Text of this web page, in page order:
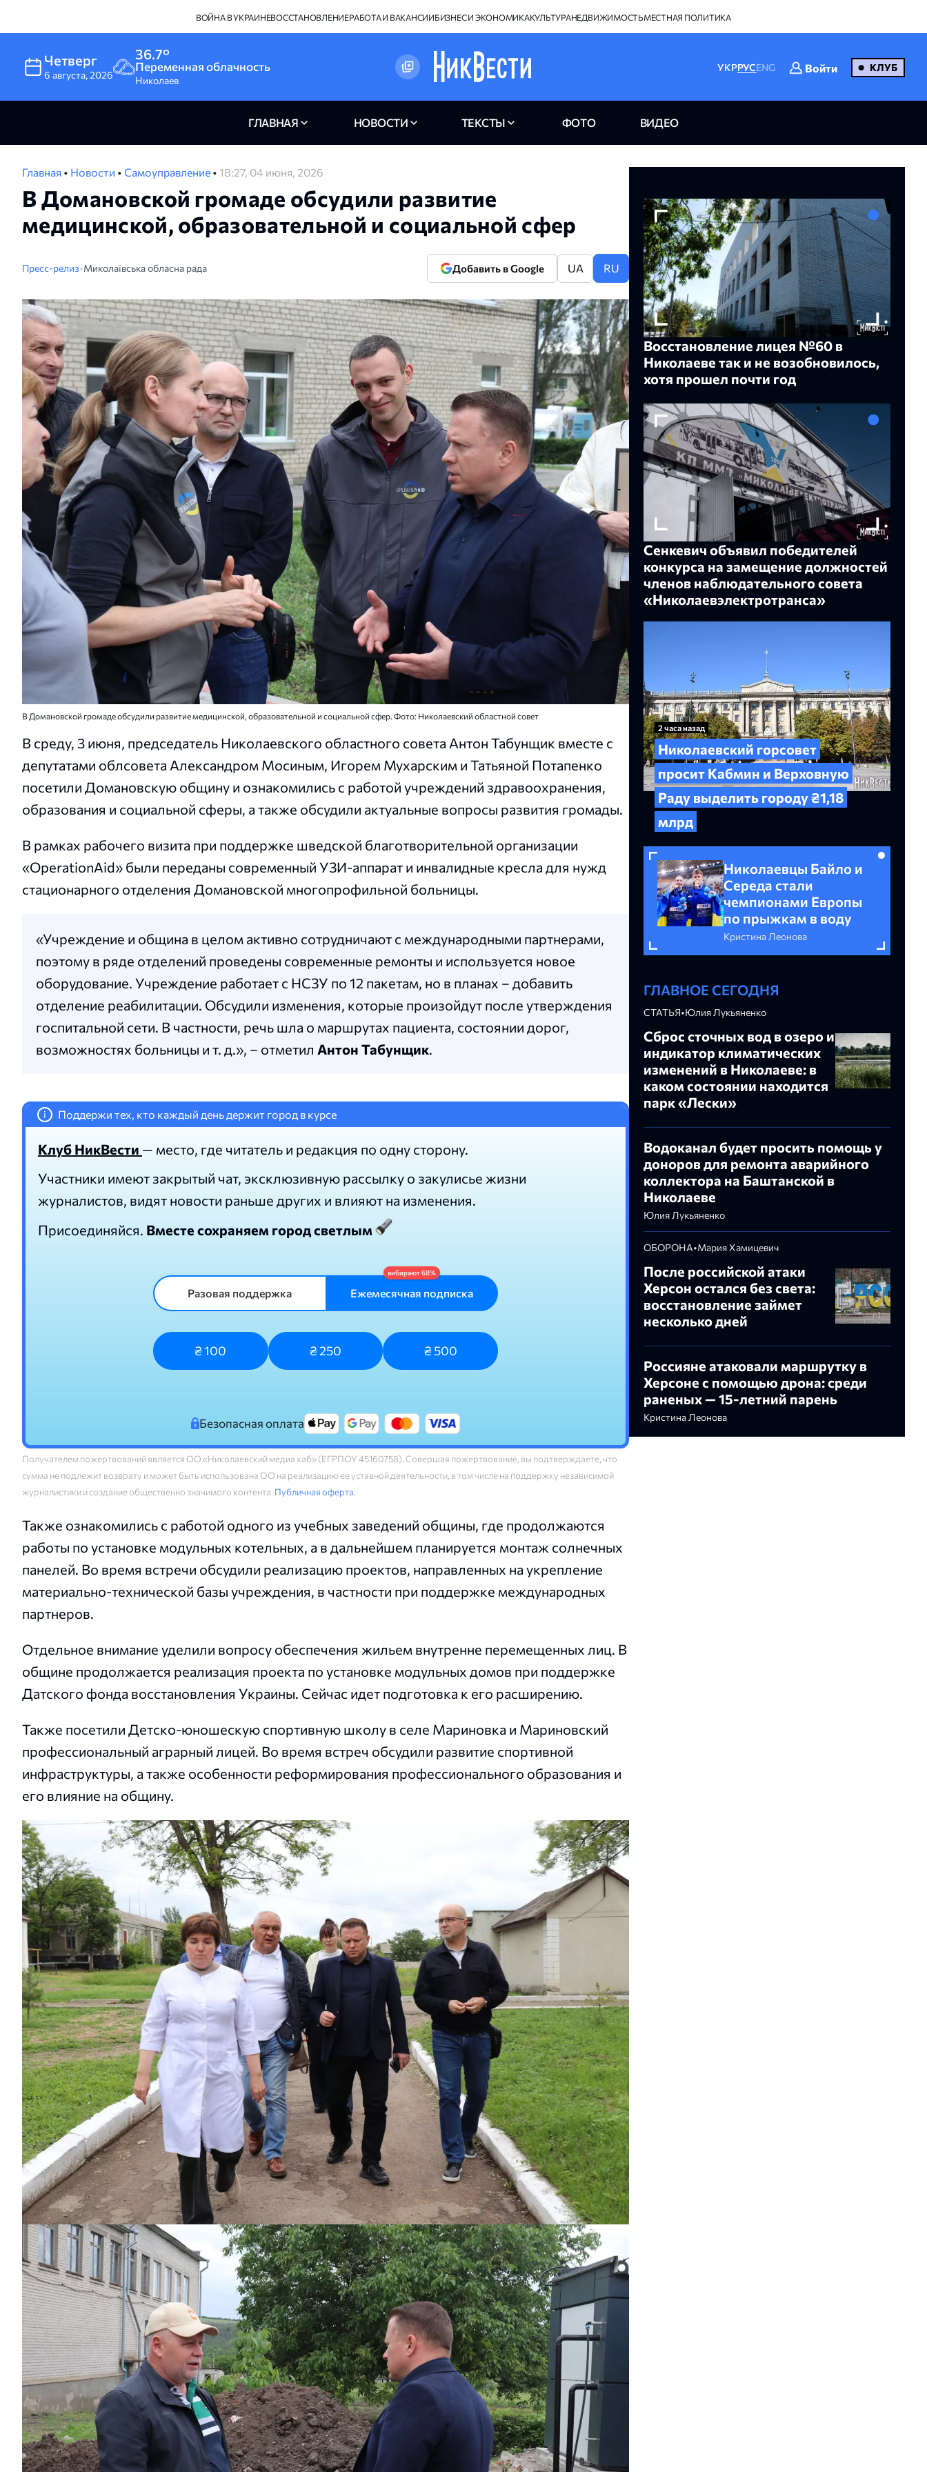
ВОЙНА В УКРАИНЕВОССТАНОВЛЕНИЕРАБОТА И ВАКАНСИИБИЗНЕС И ЭКОНОМИКАКУЛЬТУРАНЕДВИЖИМОСТЬМЕСТНАЯ ПОЛИТИКА
Четверг
6 августа,2026
36.7°
Переменная облачность
Николаев
УКРРУСENG Войти КЛУБ
ГЛАВНАЯ НОВОСТИ ТЕКСТЫ ФОТО ВИДЕО
Главная • Новости • Самоуправление • 18:27, 04 июня, 2026
В Домановской громаде обсудили развитие
медицинской, образовательной и социальной сфер
Пресс-релиз•Миколаївська обласна рада Добавить в Google UA RU
В Домановской громаде обсудили развитие медицинской, образовательной и социальной сфер. Фото: Николаевский областной совет
В среду, 3 июня, председатель Николаевского областного совета Антон Табунщик вместе с
депутатами облсовета Александром Мосиным, Игорем Мухарским и Татьяной Потапенко
посетили Домановскую общину и ознакомились с работой учреждений здравоохранения,
образования и социальной сферы, а также обсудили актуальные вопросы развития громады.
В рамках рабочего визита при поддержке шведской благотворительной организации
«OperationAid» были переданы современный УЗИ-аппарат и инвалидные кресла для нужд
стационарного отделения Домановской многопрофильной больницы.
«Учреждение и община в целом активно сотрудничают с международными партнерами,
поэтому в ряде отделений проведены современные ремонты и используется новое
оборудование. Учреждение работает с НСЗУ по 12 пакетам, но в планах – добавить
отделение реабилитации. Обсудили изменения, которые произойдут после утверждения
госпитальной сети. В частности, речь шла о маршрутах пациента, состоянии дорог,
возможностях больницы и т. д.», – отметил Антон Табунщик.
i Поддержи тех, кто каждый день держит город в курсе
Клуб НикВести — место, где читатель и редакция по одну сторону.
Участники имеют закрытый чат, эксклюзивную рассылку о закулисье жизни
журналистов, видят новости раньше других и влияют на изменения.
Присоединяйся. Вместе сохраняем город светлым
Разовая поддержка Ежемесячная подписка
₴ 100 ₴ 250 ₴ 500
Безопасная оплата
Получателем пожертвований является ОО «Николаевский медиа хаб» (ЕГРПОУ 45160758). Совершая пожертвование, вы подтверждаете, что
сумма не подлежит возврату и может быть использована ОО на реализацию ее уставной деятельности, в том числе на поддержку независимой
журналистики и создание общественно значимого контента. Публичная оферта.
Также ознакомились с работой одного из учебных заведений общины, где продолжаются
работы по установке модульных котельных, а в дальнейшем планируется монтаж солнечных
панелей. Во время встречи обсудили реализацию проектов, направленных на укрепление
материально-технической базы учреждения, в частности при поддержке международных
партнеров.
Отдельное внимание уделили вопросу обеспечения жильем внутренне перемещенных лиц. В
общине продолжается реализация проекта по установке модульных домов при поддержке
Датского фонда восстановления Украины. Сейчас идет подготовка к его расширению.
Также посетили Детско-юношескую спортивную школу в селе Мариновка и Мариновский
профессиональный аграрный лицей. Во время встреч обсудили развитие спортивной
инфраструктуры, а также особенности реформирования профессионального образования и
его влияние на общину.
Восстановление лицея №60 в
Николаеве так и не возобновилось,
хотя прошел почти год
Сенкевич объявил победителей
конкурса на замещение должностей
членов наблюдательного совета
«Николаевэлектротранса»
2 часа назад
Николаевский горсовет
просит Кабмин и Верховную
Раду выделить городу ₴1,18
млрд
Николаевцы Байло и
Середа стали
чемпионами Европы
по прыжкам в воду
Кристина Леонова
ГЛАВНОЕ СЕГОДНЯ
СТАТЬЯ•Юлия Лукьяненко
Сброс сточных вод в озеро и
индикатор климатических
изменений в Николаеве: в
каком состоянии находится
парк «Лески»
Водоканал будет просить помощь у
доноров для ремонта аварийного
коллектора на Баштанской в
Николаеве
Юлия Лукьяненко
ОБОРОНА•Мария Хамицевич
После российской атаки
Херсон остался без света:
восстановление займет
несколько дней
Россияне атаковали маршрутку в
Херсоне с помощью дрона: среди
раненых — 15-летний парень
Кристина Леонова